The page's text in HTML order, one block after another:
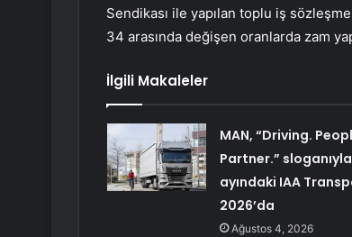
Sendikası ile yapılan toplu iş
34 arasında değişen oranlarda zam
İlgili Makaleler
MAN, “Driving.
Partner.”
ayındaki IAA
2026’da
Ağustos 4, 2026